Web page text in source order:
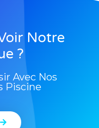
Notre
?
Avec Nos
Piscine